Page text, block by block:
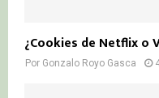
¿Cookies de Netflix o
Por Gonzalo Royo Gasca